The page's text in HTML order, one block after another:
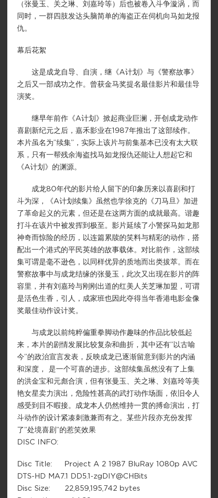
（张曼玉、关之琳、刘嘉玲等）后也被卷入斗争漩涡，而
同时，一群四肢发达头脑简单的海盗正在伺机向马如龙报
仇。
幕后花絮
这是成龙自导、自演，继《A计划》与《警察故事》
之后又一部成功之作。曾获金马奖提名最佳影片和最佳导
演奖。
继早年前作《A计划》掀起商业巨澜，开创成龙动作
喜剧新纪元之后，嘉禾影业在1987年推出了这部续作。
本片虽名为”续集”，实际上该片与前集基本已没有太大联
系，只有一帮残余海盗找马如龙报仇还能让人想起它和
《A计划》的渊源。
成龙80年代的影片给人留下的印象历来以喜剧和打
斗为深，《A计划续集》虽然也学徐克的《刀马旦》加进
了革命起义的元素，但还是在这两方面的成就最高。谐趣
打斗在该片中被发挥到极至。影片延续了小警探马如龙那
神奇而惊险的经历，以连篇累牍的笑料与精彩的动作，搭
配出一个港式的平民英雄的故事载体。对比前作，这部续
集可谓是毫不逊色，以同样优异的质地而出类拔萃。而在
警察故事中与成龙结缘的张曼玉，此次又出现在影片的阵
容里，并有刘嘉玲与刚刚出道的红美人关芝琳加盟，可谓
是活色生香，引人，成家班也因此夺得当年香港电影金像
奖最佳动作设计奖。
与成龙以前纯粹偏重拳脚动作趣味的作品比较低起
来，本片的剧情发展比较复杂和曲折，其中还有”以古喻
今”的政治宣言发表，反映成龙已逐渐留意到影片的内涵
和深度， 是一个可喜的进步。这部续集虽然没有了上集
的洪金宝和元彪合演，但有张曼玉、关之琳、刘嘉玲等美
艳女星卖力演出，危险性甚高的武打动作场面，依旧令人
感受到目不暇接。成龙本人仍然维持一贯的搏命演出，打
斗动作的设计紧凑刺激兼而有之。某些片段亦充份发挥
了”处境喜剧”的惹笑效果
DISC INFO:
Disc Title: Project A 2 1987 BluRay 1080p AVC
DTS-HD MA7.1 DD5.1-zgDIY@CHBits
Disc Size: 22,859,195,742 bytes